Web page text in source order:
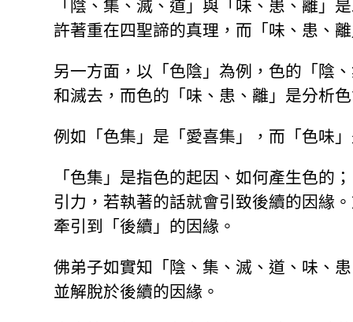
「陰、集、滅、道」與「味、患、離」
許著重在四聖諦的真理，而「味、患、
另一方面，以「色陰」為例，色的「陰
和滅去，而色的「味、患、離」是分析
例如「色集」是「愛喜集」，而「色味
「色集」是指色的起因、如何產生色的
引力，若執著的話就會引致後續的因緣
牽引到「後續」的因緣。
佛弟子如實知「陰、集、滅、道、味、
並解脫於後續的因緣。